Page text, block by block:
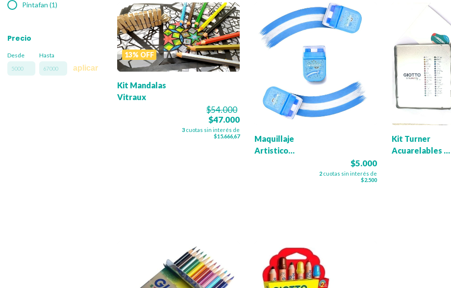
Pintafan (1)
Precio
Desde Hasta
aplicar
13% OFF
Kit Mandalas
Vitraux
$54.000
$47.000
3 cuotas sin interés de
$15.666,67
Maquillaje
Artistico
$5.000
2 cuotas sin interés de
$2.500
Kit Turner
Acuarelables +